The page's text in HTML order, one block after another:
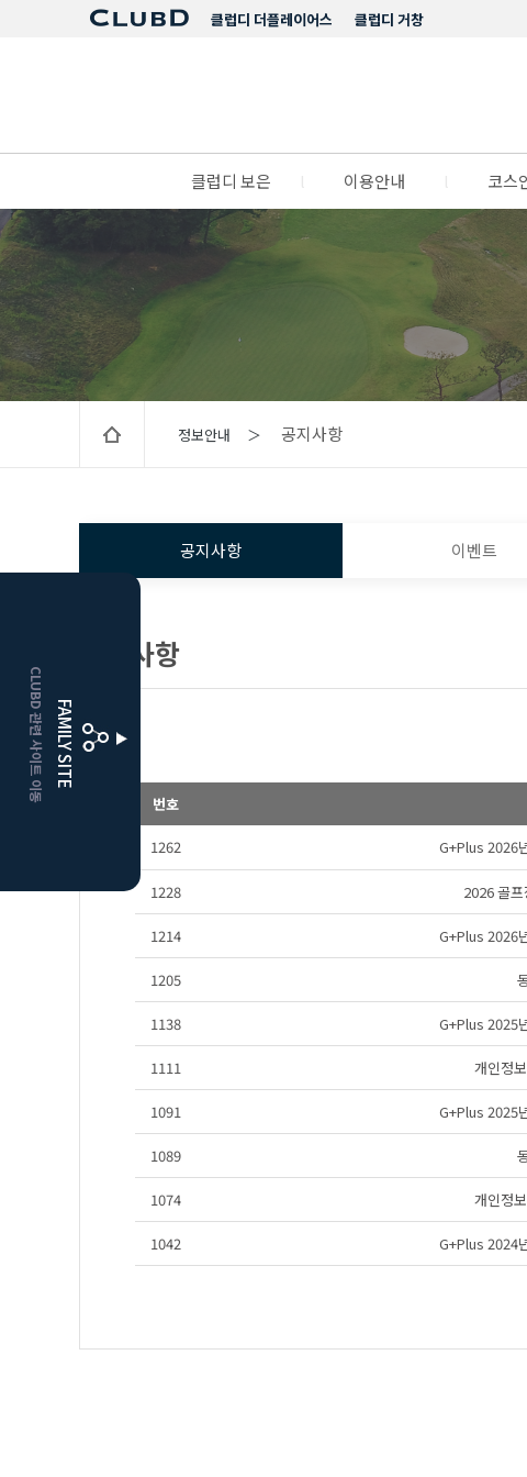
클럽디 거창
클럽디 더플레이어스
클럽디 보은 이용안내 코스
FAMILY SITE
CLUBD 관련 사이트 이동 클럽디거창
클럽디더플레이어스
정보안내 ＞ 공지사항
공지사항 이벤트
공지사항
번호
1262 G+Plus 2026
1228 2026 골
1214 G+Plus 2026
1205
1138 G+Plus 2025
1111 개인정
1091 G+Plus 2025
1089
1074 개인정
1042 G+Plus 2024